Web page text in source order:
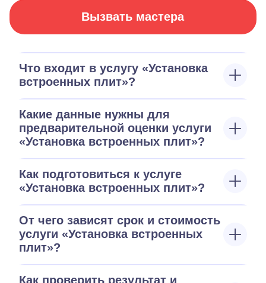
Вызвать мастера
Что входит в услугу «Установка
встроенных плит»?
Какие данные нужны для
предварительной оценки услуги
«Установка встроенных плит»?
Как подготовиться к услуге
«Установка встроенных плит»?
От чего зависят срок и стоимость
услуги «Установка встроенных
плит»?
Как проверить результат и